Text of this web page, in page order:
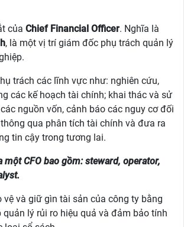
của Chief Financial Officer. Nghĩa là
, là một vị trí giám đốc phụ trách quản lý
trách các lĩnh vực như: nghiên cứu,
các kế hoạch tài chính; khai thác và sử
nguồn vốn, cảnh báo các nguy cơ đối
qua phân tích tài chính và đưa ra
tin cậy trong tương lai.
một CFO bao gồm: steward, operator,
vệ và giữ gìn tài sản của công ty bằng
quản lý rủi ro hiệu quả và đảm bảo tính